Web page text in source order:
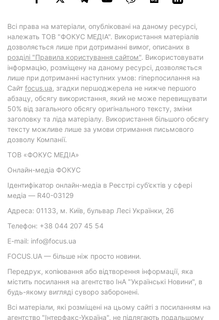
Всі права на матеріали, опубліковані на даному ресурсі,
належать ТОВ "ФОКУС МЕДІА". Використання матеріалів
дозволяється лише при дотриманні вимог, описаних в
розділі "Правила користування сайтом". Використовувати
інформацію, розміщену на даному ресурсі, дозволяється
лише при дотриманні наступних умов: гіперпосилання на
Cайт focus.ua, згадки першоджерела не нижче першого
абзацу, обсягу використання, який не може перевищувати
50% від загального обсягу оригінального тексту, зміни
заголовку та ліда матеріалу. Використання більшого обсягу
тексту можливе лише за умови отримання письмового
дозволу Компанії.
ТОВ «ФОКУС МЕДІА»
Онлайн-медіа ФОКУС
Ідентифікатор онлайн-медіа в Реєстрі суб’єктів у сфері
медіа — R40-03129
Адреса: 01133, м. Київ, бульвар Лесі Українки, 26
Телефон: +38 044 207 45 54
E-mail: info@focus.ua
FOCUS.UA — більше ніж просто новини.
Передрук, копіювання або відтворення інформації, яка
містить посилання на агентство ІнА "Українські Новини", в
будь-якому вигляді суворо заборонені.
Всі матеріали, які розміщені на цьому сайті з посиланням на
агентство "Інтерфакс-Україна", не підлягають подальшому